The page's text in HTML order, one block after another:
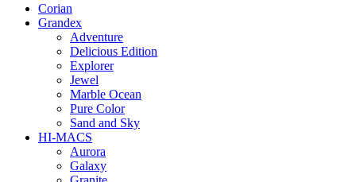
Corian
Grandex
Adventure
Delicious Edition
Explorer
Jewel
Marble Ocean
Pure Color
Sand and Sky
HI-MACS
Aurora
Galaxy